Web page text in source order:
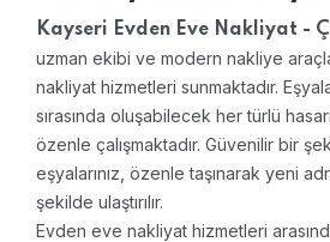
Kayseri Evden Eve Nakliyat -
uzman ekibi ve modern nakliye
nakliyat hizmetleri sunmaktadır.
sırasında oluşabilecek her türlü
özenle çalışmaktadır. Güvenilir bir
eşyalarınız, özenle taşınarak yeni
şekilde ulaştırılır.
Evden eve nakliyat hizmetleri